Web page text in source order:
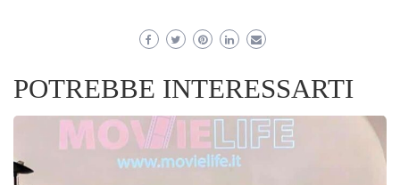
POTREBBE INTERESSARTI